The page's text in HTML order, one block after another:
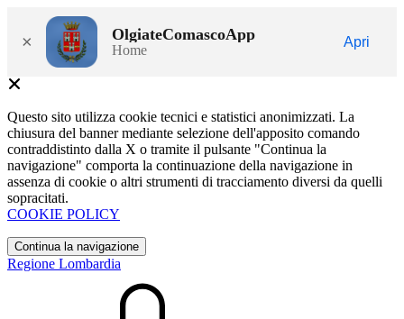
× OlgiateComascoApp
Home
Apri
Questo sito utilizza cookie tecnici e statistici anonimizzati. La
chiusura del banner mediante selezione dell'apposito comando
contraddistinto dalla X o tramite il pulsante "Continua la
navigazione" comporta la continuazione della navigazione in
assenza di cookie o altri strumenti di tracciamento diversi da quelli
sopracitati.
COOKIE POLICY
Continua la navigazione
Regione Lombardia